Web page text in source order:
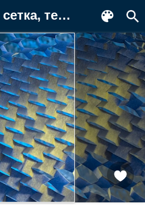
текстура Обои